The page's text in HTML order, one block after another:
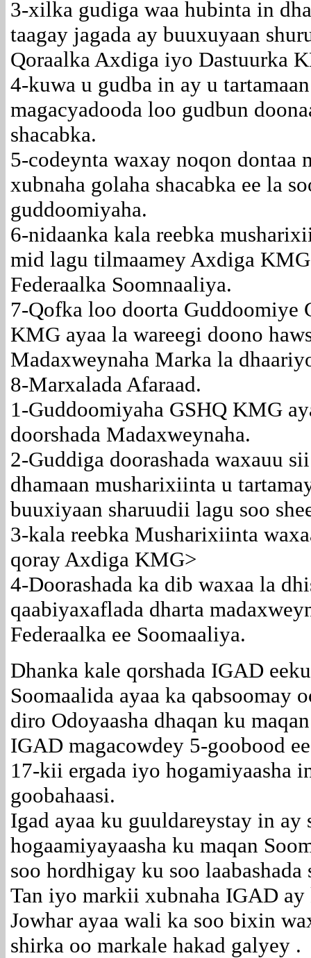
3-xilka gudiga waa hubinta in
taagay jagada ay buuxuyaan
Qoraalka Axdiga iyo Dastuurka
4-kuwa u gudba in ay u
magacyadooda loo gudbun
shacabka.
5-codeynta waxay noqon dontaa
xubnaha golaha shacabka ee la
guddoomiyaha.
6-nidaanka kala reebka
mid lagu tilmaamey Axdiga
Federaalka Soomnaaliya.
7-Qofka loo doorta Guddoomiye
KMG ayaa la wareegi doono
Madaxweynaha Marka la
8-Marxalada Afaraad.
1-Guddoomiyaha GSHQ KMG
doorshada Madaxweynaha.
2-Guddiga doorashada waxauu
dhamaan musharixiinta u
buuxiyaan sharuudii lagu soo
3-kala reebka Musharixiinta
qoray Axdiga KMG>
4-Doorashada ka dib waxaa la
qaabiyaxaflada dharta
Federaalka ee Soomaaliya.
Dhanka kale qorshada IGAD
Soomaalida ayaa ka qabsoomay
diro Odoyaasha dhaqan ku
IGAD magacowdey 5-goobood
17-kii ergada iyo hogamiyaasha
goobahaasi.
Igad ayaa ku guuldareystay in ay
hogaamiyayaasha ku maqan
soo hordhigay ku soo laabashada
Tan iyo markii xubnaha IGAD ay
Jowhar ayaa wali ka soo bixin
shirka oo markale hakad galyey .